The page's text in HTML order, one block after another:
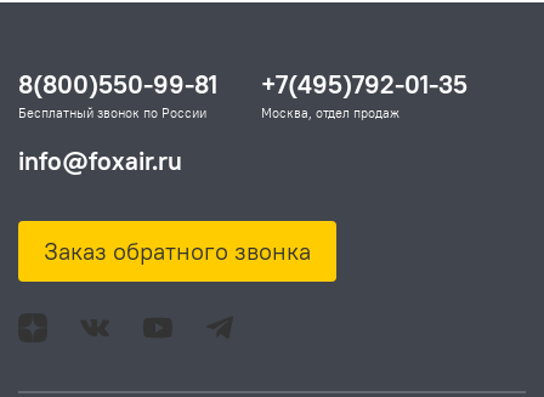
8(800)550-99-81
Бесплатный звонок по России
+7(495)792-01-35
Москва, отдел продаж
info@foxair.ru
Заказ обратного звонка